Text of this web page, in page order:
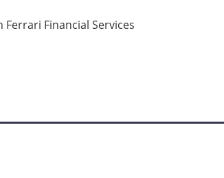
Financial Services